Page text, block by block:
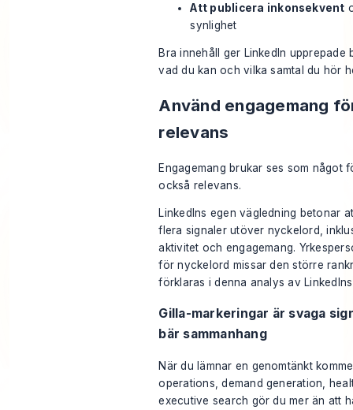
Att publicera inkonsekvent
synlighet
Bra innehåll ger LinkedIn upprepade
vad du kan och vilka samtal du hör
Använd engagemang
relevans
Engagemang brukar ses som något
också relevans.
LinkedIns egen vägledning betonar
flera signaler utöver nyckelord,
aktivitet och engagemang.
för nyckelord missar den större
förklaras i denna analys av
Gilla-markeringar är svaga
bär sammanhang
När du lämnar en genomtänkt
operations, demand generation,
executive search gör du mer än att